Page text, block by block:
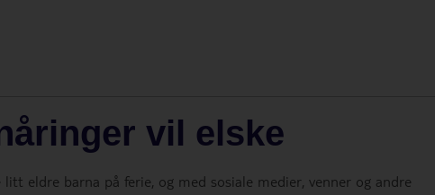
vil elske
eldre barna på ferie, og med sosiale medier, venner og andre